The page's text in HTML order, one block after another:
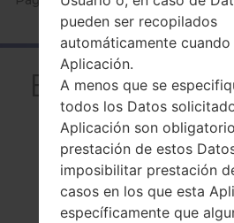
El
SGH-
pueden ser recopilados
automáticamente cuando
Aplicación.
A menos que se
todos los Datos
Aplicación son
prestación de estos
imposibilitar prestación
casos en los que esta
específicamente que